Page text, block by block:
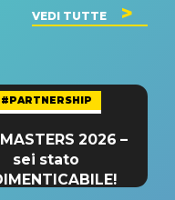
VEDI TUTTE
#PARTNERSHIP
2026 –
sei stato